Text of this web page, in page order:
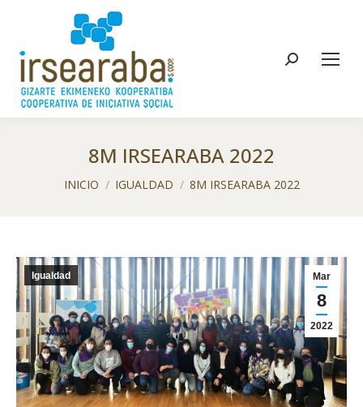
Buscar:
8M IRSEARABA 2022
Estás aquí:
INICIO IGUALDAD 8M IRSEARABA 2022
Mar
8
2022
Igualdad